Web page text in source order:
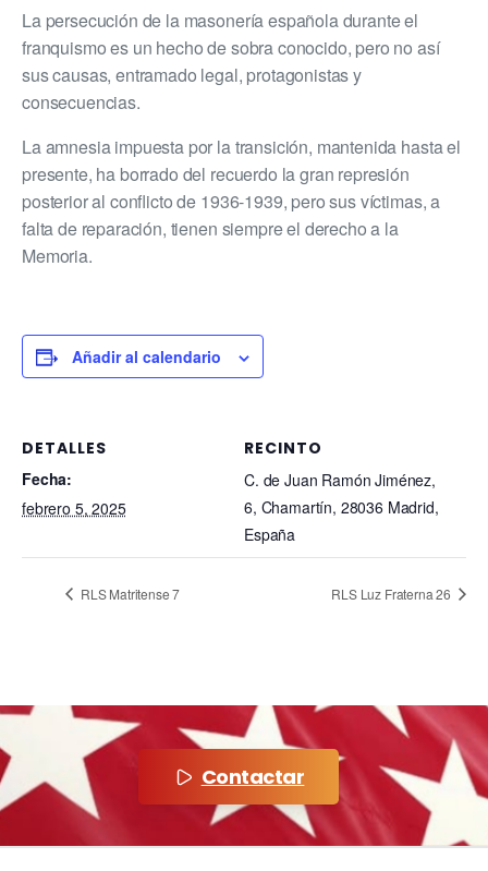
La persecución de la masonería española durante el
franquismo es un hecho de sobra conocido, pero no así
sus causas, entramado legal, protagonistas y
consecuencias.
La amnesia impuesta por la transición, mantenida hasta el
presente, ha borrado del recuerdo la gran represión
posterior al conflicto de 1936-1939, pero sus víctimas, a
falta de reparación, tienen siempre el derecho a la
Memoria.
Añadir al calendario
DETALLES
Fecha:
febrero 5, 2025
RECINTO
C. de Juan Ramón Jiménez,
6, Chamartín, 28036 Madrid,
España
RLS Matritense 7 RLS Luz Fraterna 26
Contactar